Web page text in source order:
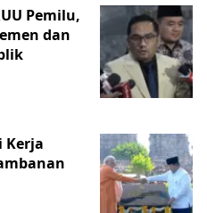
Pemilu,
dan
Kerja